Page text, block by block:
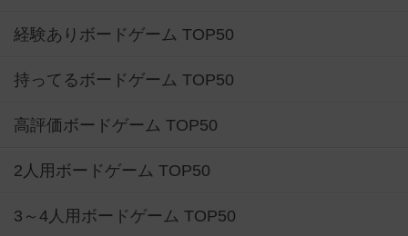
経験ありボードゲーム TOP50
持ってるボードゲーム TOP50
高評価ボードゲーム TOP50
2人用ボードゲーム TOP50
3～4人用ボードゲーム TOP50